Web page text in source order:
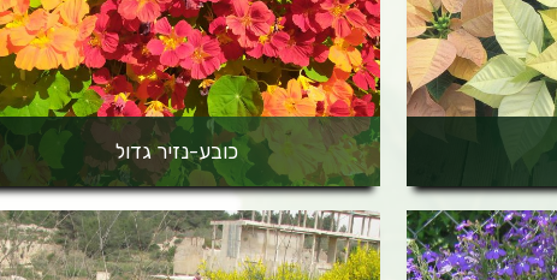
כובע-נזיר גדול